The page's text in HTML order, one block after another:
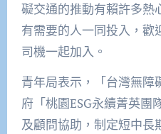
礙交通的推動有賴許多熱
有需要的人一同投入，歡
司機一起加入。
青年局表示，「台灣無障
府「桃園ESG永續菁英團
及顧問協助，制定短中長